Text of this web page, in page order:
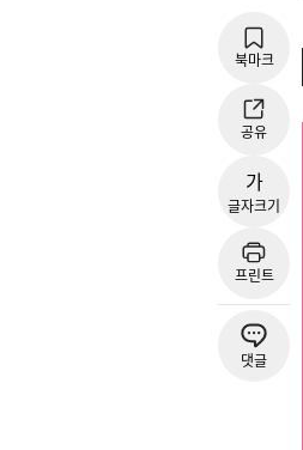
북마크
공유
가
글자크기
프린트
댓글